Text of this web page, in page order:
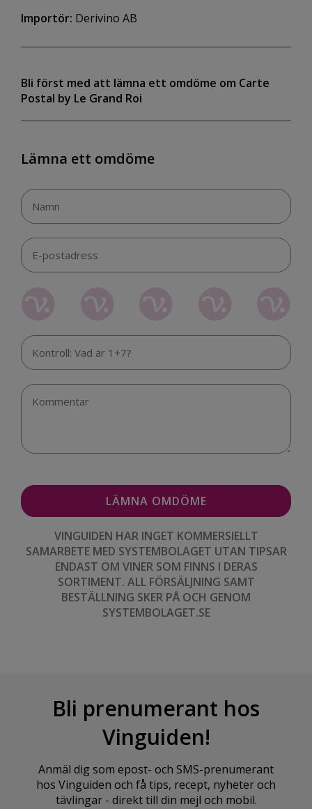
Importör: Derivino AB
Bli först med att lämna ett omdöme om Carte
Postal by Le Grand Roi
Lämna ett omdöme
VINGUIDEN HAR INGET KOMMERSIELLT
SAMARBETE MED SYSTEMBOLAGET UTAN TIPSAR
ENDAST OM VINER SOM FINNS I DERAS
SORTIMENT. ALL FÖRSÄLJNING SAMT
BESTÄLLNING SKER PÅ OCH GENOM
SYSTEMBOLAGET.SE
Bli prenumerant hos
Vinguiden!
Anmäl dig som epost- och SMS-prenumerant
hos Vinguiden och få tips, recept, nyheter och
tävlingar - direkt till din mejl och mobil.